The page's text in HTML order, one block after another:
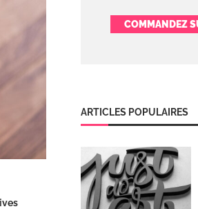
COMMANDEZ
ARTICLES POPULAIRES